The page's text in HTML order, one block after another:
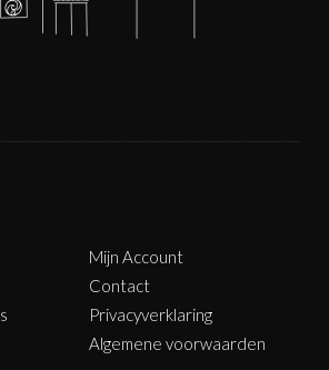
Mijn Account
Contact
Privacyverklaring
Algemene voorwaarden